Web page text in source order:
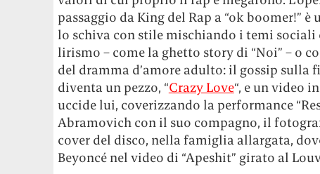
passaggio da King del Rap a “ok boomer!”
lo schiva con stile mischiando i temi sociali
lirismo – come la ghetto story di “Noi” – o
del dramma d’amore adulto: il gossip sulla
diventa un pezzo, “Crazy Love“, e un video
uccide lui, coverizzando la performance
Abramovich con il suo compagno, il
cover del disco, nella famiglia allargata,
Beyoncé nel video di “Apeshit” girato al